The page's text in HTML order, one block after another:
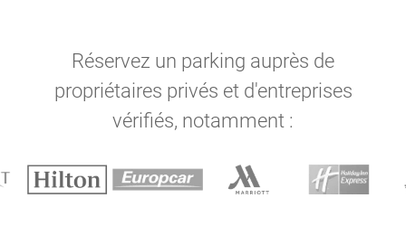
Réservez un parking auprès de
propriétaires privés et d'entreprises
vérifiés, notamment :